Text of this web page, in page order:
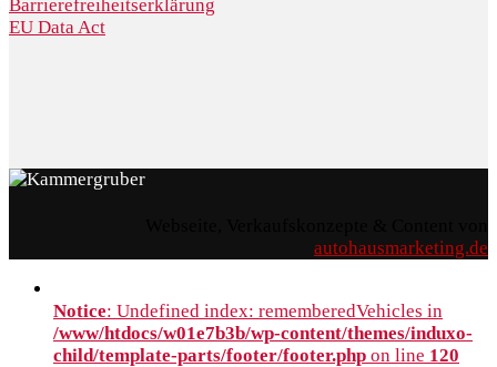
Barrierefreiheitserklärung
EU Data Act
autohausmarketing.de
Notice: Undefined index: rememberedVehicles in
/www/htdocs/w01e7b3b/wp-content/themes/induxo-
child/template-parts/footer/footer.php on line 120